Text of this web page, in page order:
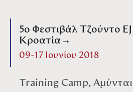
5ο Φεστιβάλ Τζούντο
Κροατία→
09-17 Ιουνίου 2018
Training Camp,